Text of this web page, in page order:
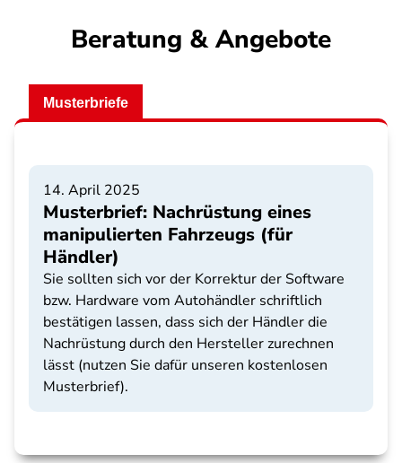
Beratung & Angebote
Musterbriefe
14. April 2025
Musterbrief: Nachrüstung eines
manipulierten Fahrzeugs (für
Händler)
Sie sollten sich vor der Korrektur der Software
bzw. Hardware vom Autohändler schriftlich
bestätigen lassen, dass sich der Händler die
Nachrüstung durch den Hersteller zurechnen
lässt (nutzen Sie dafür unseren kostenlosen
Musterbrief).